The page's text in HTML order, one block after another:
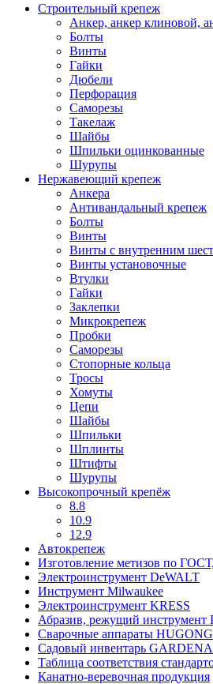
Строительный крепеж
Анкер, анкер клиновой,
Болты
Винты
Гайки
Дюбели
Перфорация
Саморезы
Такелаж
Шайбы
Шпильки оцинкованные
Шурупы
Нержавеющий крепеж
Анкера
Антивандальный крепеж
Болты
Винты
Винты с внутренним
Винты установочные
Втулки
Гайки
Заклепки
Микрокрепеж
Пробки
Саморезы
Стопорные кольца
Тросы
Хомуты
Цепи
Шайбы
Шпильки
Шплинты
Штифты
Шурупы
Высокопрочный крепёж
8.8
10.9
12.9
Автокрепеж
Изготовление метизов по
Электроинструмент DeWALT
Инструмент Milwaukee
Электроинструмент KRESS
Абразив, режущий инструмент
Сварочные аппараты HUGONG
Садовый инвентарь GARDENA
Таблица соответствия
Канатно-веревочная продукция